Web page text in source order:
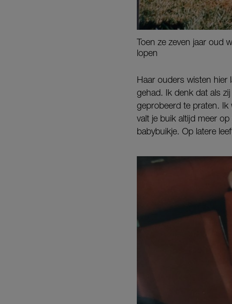
Toen ze zeven jaar oud
lopen
Haar ouders wisten hier
gehad. Ik denk dat als
geprobeerd te praten. Ik
valt je buik altijd meer
babybuikje. Op latere